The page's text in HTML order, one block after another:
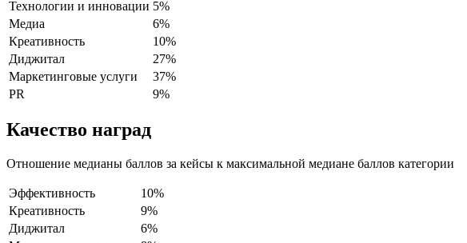
Технологии и инновации 5%
Медиа
6%
Креативность
10%
Диджитал
27%
Маркетинговые услуги
37%
PR
9%
Качество наград
Отношение медианы баллов за кейсы к максимальной медиане баллов категории
Эффективность
10%
Креативность
9%
Диджитал
6%